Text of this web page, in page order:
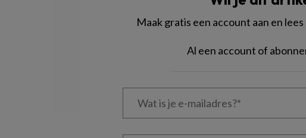
Maak gratis een account aan en
Al een account of
Wat
Kies